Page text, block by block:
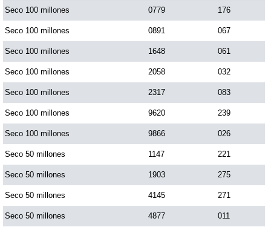
Seco 100 millones 0779 176
Seco 100 millones 0891 067
Seco 100 millones 1648 061
Seco 100 millones 2058 032
Seco 100 millones 2317 083
Seco 100 millones 9620 239
Seco 100 millones 9866 026
Seco 50 millones 1147 221
Seco 50 millones 1903 275
Seco 50 millones 4145 271
Seco 50 millones 4877 011